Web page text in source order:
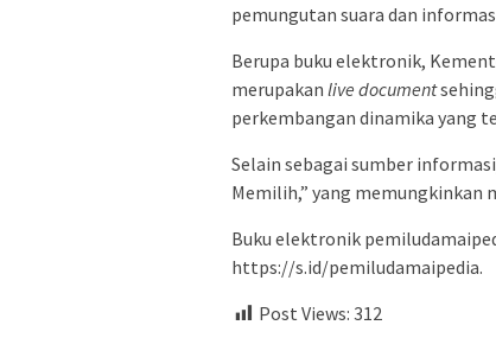
pemungutan suara dan
Berupa buku elektronik,
merupakan live document
perkembangan dinamika yang
Selain sebagai sumber
Memilih,” yang memungkinkan
Buku elektronik
https://s.id/pemiludamaipedia.
Post Views: 312